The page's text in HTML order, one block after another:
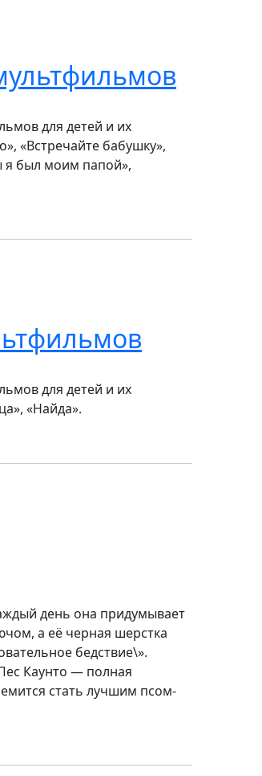
для детей и их
«Встречайте бабушку»,
я был моим папой»,
для детей и их
«Найда».
день она придумывает
а её черная шерстка
бедствие\».
Каунто — полная
стать лучшим псом-